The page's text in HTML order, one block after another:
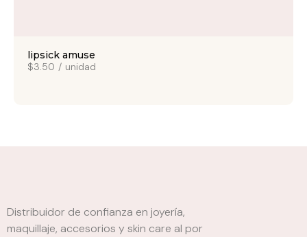
lipsick amuse
$3.50 / unidad
Distribuidor de confianza en joyería,
maquillaje, accesorios y skin care al por